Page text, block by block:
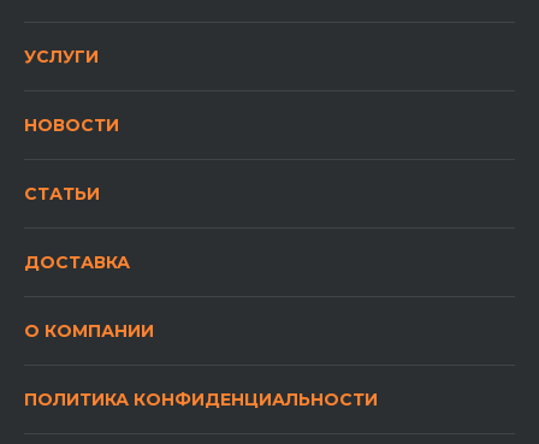
УСЛУГИ
НОВОСТИ
СТАТЬИ
ДОСТАВКА
О КОМПАНИИ
ПОЛИТИКА КОНФИДЕНЦИАЛЬНОСТИ